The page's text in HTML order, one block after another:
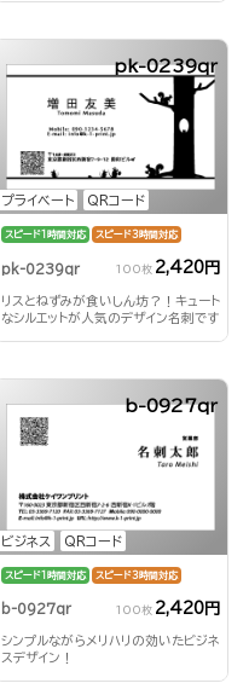
プライベート QRコード
pk-0239qr
スピード1時間対応 スピード3時間対応
pk-0239qr 100枚 2,420円
リスとねずみが食いしん坊？！キュート
なシルエットが人気のデザイン名刺です
ビジネス QRコード
b-0927qr
スピード1時間対応 スピード3時間対応
b-0927qr 100枚 2,420円
シンプルながらメリハリの効いたビジネ
スデザイン！